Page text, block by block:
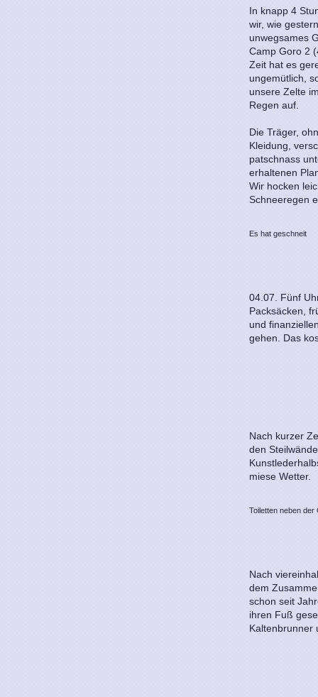
In knapp 4
wir, wie
unwegsames
Camp Goro 2
Zeit hat es
ungemütlich,
unsere Zelte
Regen auf.
Die Träger,
Kleidung,
patschnass
erhaltenen
Wir hocken
Schneeregen
Es hat geschneit
04.07. Fünf
Packsäcken,
und
gehen. Das
Nach kurzer
den
miese Wetter.
Toiletten neben
Nach
dem
schon seit
ihren Fuß
Kaltenbrunner